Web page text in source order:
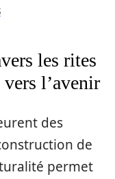
les rites
l’avenir
des
de
permet